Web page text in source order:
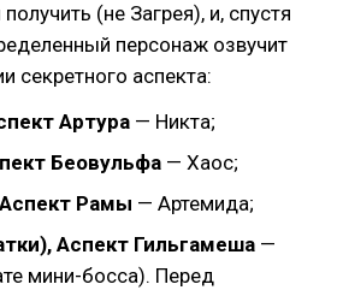
(не Загрея), и, спустя
персонаж озвучит
секретного аспекта:
Артура — Никта;
Беовульфа — Хаос;
Рамы — Артемида;
Аспект Гильгамеша —
мини-босса). Перед